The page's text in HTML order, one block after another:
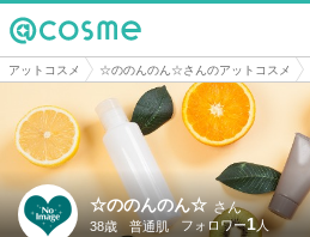
@cosme
アットコスメ ☆ののんのん☆さんのアットコスメ
☆ののんのん☆ さん
38歳 普通肌 1